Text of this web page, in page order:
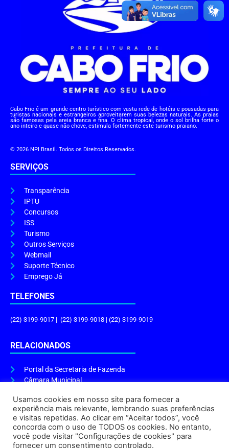
Cabo Frio é um grande centro turístico com vasta rede de hotéis e pousadas para
turistas nacionais e estrangeiros aproveitarem suas belezas naturais. As praias
são famosas pela areia branca e fina. O clima tropical, onde o sol brilha forte o
ano inteiro e quase não chove, estimula fortemente este turismo praiano.
© 2026 NPI Brasil. Todos os Direitos Reservados.
SERVIÇOS
Transparência
IPTU
Concursos
ISS
Turismo
Outros Serviços
Webmail
Suporte Técnico
Emprego Já
TELEFONES
(22) 3199-9017 | (22) 3199-9018 | (22) 3199-9019
RELACIONADOS
Portal da Secretaria de Fazenda
Câmara Municipal
ENDEREÇO E HORÁRIO
Endereço:Praça Tiradentes, s/n – Centro, Cabo Frio – RJ, 28906-290
Atendimento do Protocolo Geral da Prefeitura:9h às 16h
Usamos cookies em nosso site para fornecer a
experiência mais relevante, lembrando suas preferências
e visitas repetidas. Ao clicar em “Aceitar todos”, você
concorda com o uso de TODOS os cookies. No entanto,
você pode visitar "Configurações de cookies" para
fornecer um consentimento controlado.